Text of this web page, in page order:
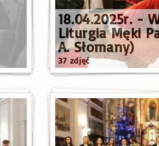
18.04.2025r. -
Liturgia Męki
A. Słomany)
37 zdjęć